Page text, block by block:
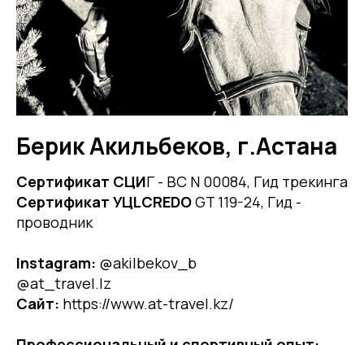
Берик Акильбеков, г.Астана
Сертификат СЦИГ - ВС N 00084, Гид трекинга
Сертификат УЦLCREDOGT 119-24, Гид -
проводник
Instagram: @akilbekov_b
@at_travel.lz
Cайт: https://www.at-travel.kz/